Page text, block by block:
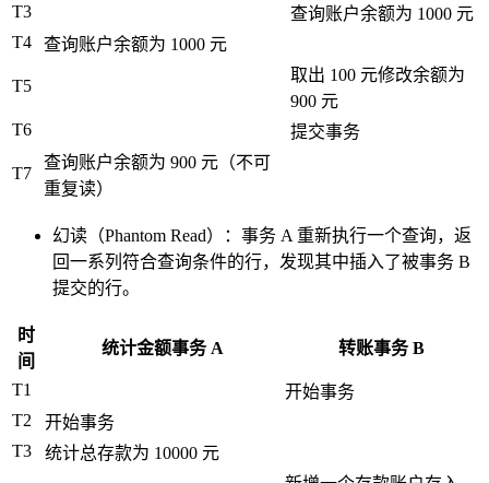
T3
查询账户余额为 1000 元
T4
查询账户余额为 1000 元
T5
取出 100 元修改余额为
900 元
T6
提交事务
T7
查询账户余额为 900 元（不可
重复读）
幻读（Phantom Read）：事务 A 重新执行一个查询，返
回一系列符合查询条件的行，发现其中插入了被事务 B
提交的行。
时
间
统计金额事务 A 转账事务 B
T1
开始事务
T2
开始事务
T3
统计总存款为 10000 元